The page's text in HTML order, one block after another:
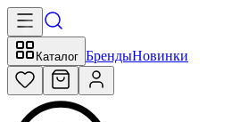
Каталог БрендыНовинки